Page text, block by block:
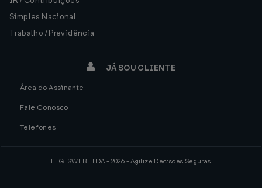
Simples Nacional
Trabalho / Previdência
JÁ SOU CLIENTE
Área do Assinante
Fale Conosco
Telefones
LEGISWEB LTDA - 2026 - Agilize Decisões Seguras